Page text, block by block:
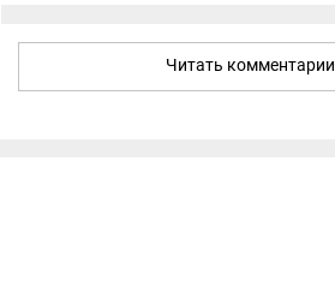
Читать комментарии